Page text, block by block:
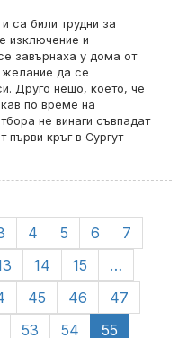
са били трудни за
изключение и
завърнаха у дома от
да се
Друго нещо, което, че
по време на
не винаги съвпадат
първи кръг в Сургут
4 5 6
7
14 15
…
45 46
47
53 54
55